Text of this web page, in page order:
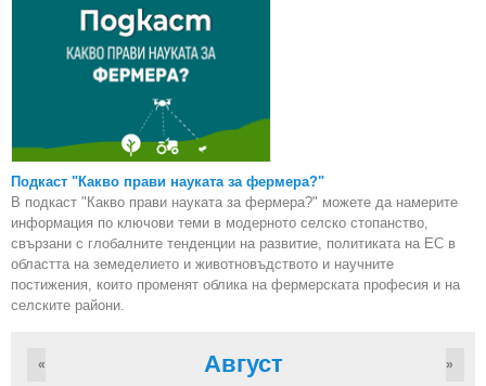
Подкаст "Какво прави науката за фермера?"
В подкаст "Какво прави науката за фермера?" можете да намерите
информация по ключови теми в модерното селско стопанство,
свързани с глобалните тенденции на развитие, политиката на ЕС в
областта на земеделието и животновъдството и научните
постижения, които променят облика на фермерската професия и на
селските райони.
Август
« »